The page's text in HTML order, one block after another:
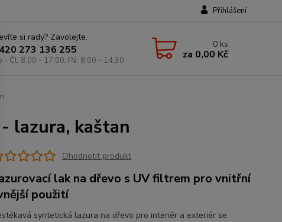
Přihlášení
si rady? Zavolejte.
273 136 255
- Čt: 8:00 - 17:00, Pá: 8:00 - 14:30
0 ks
za 0,00 Kč
lazura, kaštan
Ohodnotit produkt
lak na dřevo s UV filtrem pro vnitřní
použití
syntetická lazura na dřevo pro interiér a exteriér se